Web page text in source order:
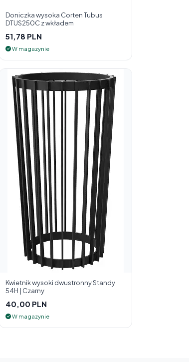
Doniczka wysoka Corten Tubus
DTUS250C z wkładem
51,78 PLN
W magazynie
Kwietnik wysoki dwustronny Standy
54H | Czarny
40,00 PLN
W magazynie